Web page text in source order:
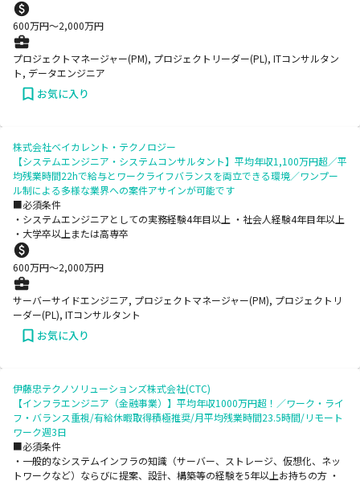
600万円〜2,000万円
プロジェクトマネージャー(PM), プロジェクトリーダー(PL), ITコンサルタン
ト, データエンジニア
お気に入り
株式会社ベイカレント・テクノロジー
【システムエンジニア・システムコンサルタント】平均年収1,100万円超／平
均残業時間22hで給与とワークライフバランスを両立できる環境／ワンプー
ル制による多様な業界への案件アサインが可能です
■必須条件
・システムエンジニアとしての実務経験4年目以上 ・社会人経験4年目年以上
・大学卒以上または高専卒
600万円〜2,000万円
サーバーサイドエンジニア, プロジェクトマネージャー(PM), プロジェクトリ
ーダー(PL), ITコンサルタント
お気に入り
伊藤忠テクノソリューションズ株式会社(CTC)
【インフラエンジニア（金融事業）】平均年収1000万円超！／ワーク・ライ
フ・バランス重視/有給休暇取得積極推奨/月平均残業時間23.5時間/リモート
ワーク週3日
■必須条件
・一般的なシステムインフラの知識（サーバー、ストレージ、仮想化、ネッ
トワークなど）ならびに提案、設計、構築等の経験を5年以上お持ちの方 ・